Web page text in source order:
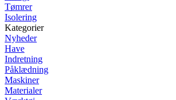
Tømrer
Isolering
Kategorier
Nyheder
Have
Indretning
Påklædning
Maskiner
Materialer